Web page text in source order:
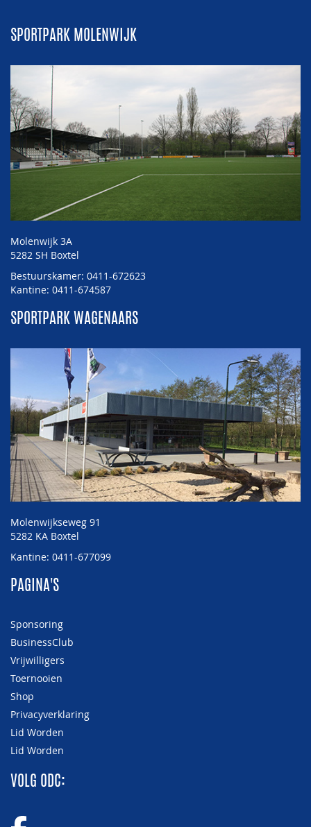
SPORTPARK MOLENWIJK
Molenwijk 3A
5282 SH Boxtel
Bestuurskamer: 0411-672623
Kantine: 0411-674587
SPORTPARK WAGENAARS
Molenwijkseweg 91
5282 KA Boxtel
Kantine: 0411-677099
PAGINA'S
Sponsoring
BusinessClub
Vrijwilligers
Toernooien
Shop
Privacyverklaring
Lid Worden
Lid Worden
VOLG ODC: